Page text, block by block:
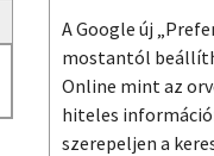
A Google új
mostantól
Online mint az
hiteles
szerepeljen a